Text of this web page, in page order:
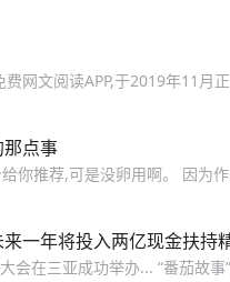
网文阅读APP,于2019年11月
点事
你推荐,可是没卵用啊。 因为
一年将投入两亿现金扶持
会在三亚成功举办... “番茄故